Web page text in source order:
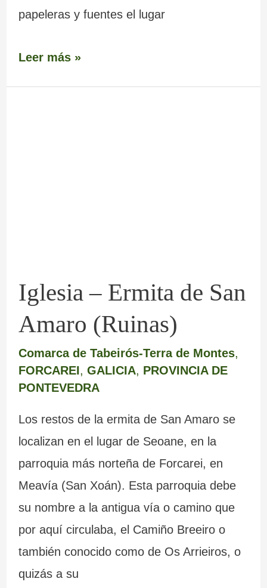
papeleras y fuentes el lugar
Leer más »
Iglesia – Ermita de San
Amaro (Ruinas)
Comarca de Tabeirós-Terra de Montes,
FORCAREI, GALICIA, PROVINCIA DE
PONTEVEDRA
Los restos de la ermita de San Amaro se
localizan en el lugar de Seoane, en la
parroquia más norteña de Forcarei, en
Meavía (San Xoán). Esta parroquia debe
su nombre a la antigua vía o camino que
por aquí circulaba, el Camiño Breeiro o
también conocido como de Os Arrieiros, o
quizás a su